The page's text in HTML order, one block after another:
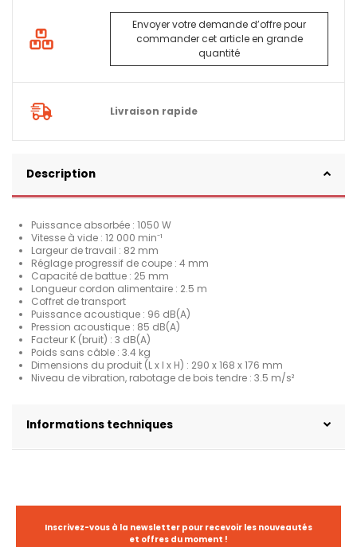
Envoyer votre demande d’offre pour
commander cet article en grande
quantité
Livraison rapide
Description
Puissance absorbée : 1050 W
Vitesse à vide : 12 000 min⁻¹
Largeur de travail : 82 mm
Réglage progressif de coupe : 4 mm
Capacité de battue : 25 mm
Longueur cordon alimentaire : 2.5 m
Coffret de transport
Puissance acoustique : 96 dB(A)
Pression acoustique : 85 dB(A)
Facteur K (bruit) : 3 dB(A)
Poids sans câble : 3.4 kg
Dimensions du produit (L x l x H) : 290 x 168 x 176 mm
Niveau de vibration, rabotage de bois tendre : 3.5 m/s²
Informations techniques
Inscrivez-vous à la newsletter pour recevoir les nouveautés
et offres du moment !